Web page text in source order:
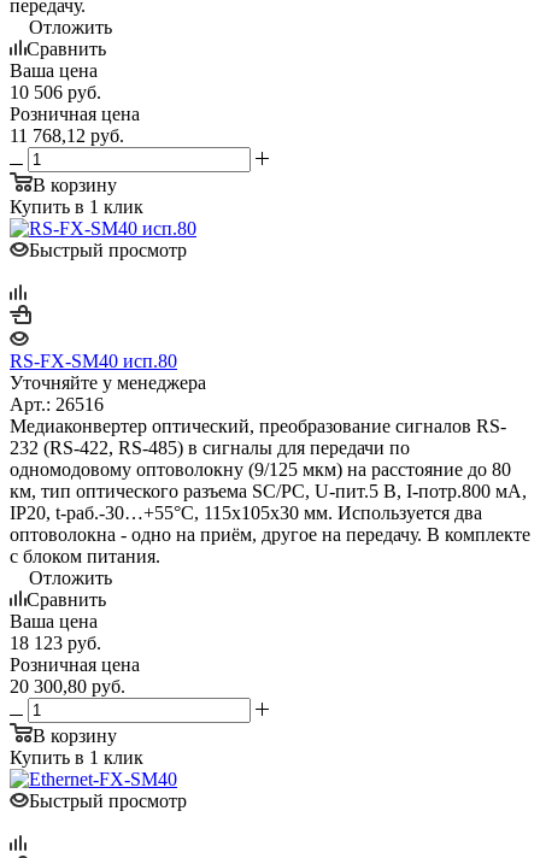
передачу.
Отложить
Сравнить
Ваша цена
10 506 руб.
Розничная цена
11 768,12 руб.
В корзину
Купить в 1 клик
Быстрый просмотр
RS-FX-SM40 исп.80
Уточняйте у менеджера
Арт.: 26516
Медиаконвертер оптический, преобразование сигналов RS-
232 (RS-422, RS-485) в сигналы для передачи по
одномодовому оптоволокну (9/125 мкм) на расстояние до 80
км, тип оптического разъема SC/PC, U-пит.5 В, I-потр.800 мА,
IP20, t-раб.-30…+55°С, 115x105x30 мм. Используется два
оптоволокна - одно на приём, другое на передачу. В комплекте
с блоком питания.
Отложить
Сравнить
Ваша цена
18 123 руб.
Розничная цена
20 300,80 руб.
В корзину
Купить в 1 клик
Быстрый просмотр